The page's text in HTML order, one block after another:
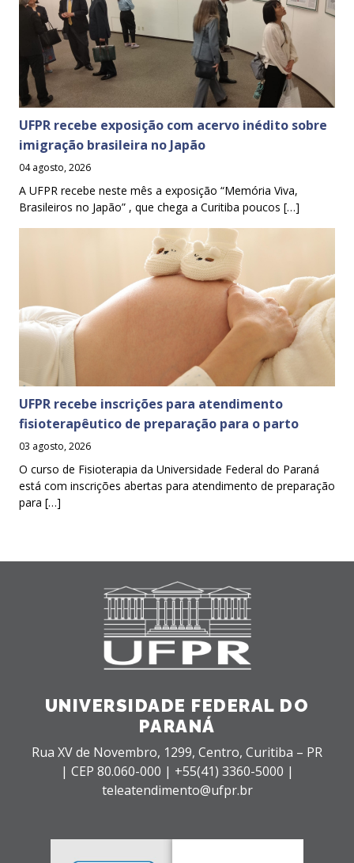
UFPR recebe exposição com acervo inédito sobre
imigração brasileira no Japão
04 agosto, 2026
A UFPR recebe neste mês a exposição “Memória Viva,
Brasileiros no Japão” , que chega a Curitiba poucos […]
UFPR recebe inscrições para atendimento
fisioterapêutico de preparação para o parto
03 agosto, 2026
O curso de Fisioterapia da Universidade Federal do Paraná
está com inscrições abertas para atendimento de preparação
para […]
UNIVERSIDADE FEDERAL DO
PARANÁ
Rua XV de Novembro, 1299, Centro, Curitiba – PR
| CEP 80.060-000 | +55(41) 3360-5000 |
teleatendimento@ufpr.br